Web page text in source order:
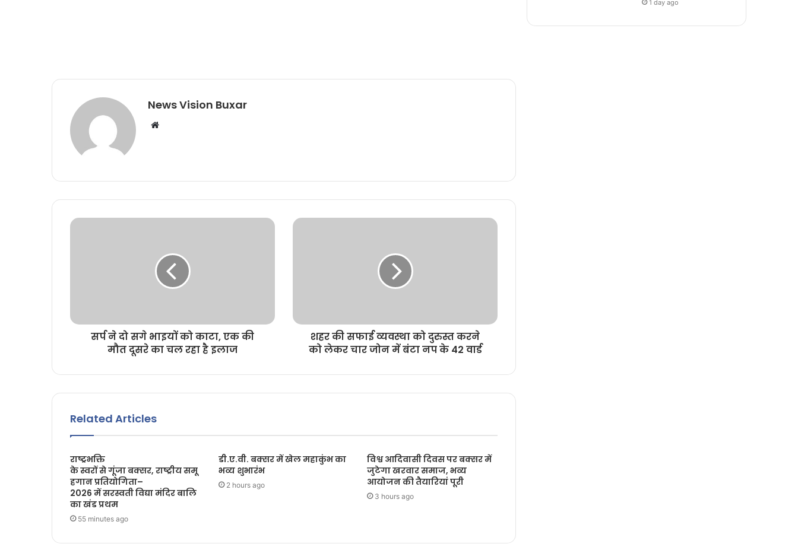
News Vision Buxar
i
सर्प ने दो सगे भाइयों को काटा, एक की
मौत दूसरे का चल रहा है इलाज
शहर की सफाई व्यवस्था को दुरुस्त करने
को लेकर चार जोन में बंटा नप के 42 वार्ड
Related Articles
राष्ट्रभक्ति
के स्वरों से गूंजा बक्सर, राष्ट्रीय समू
हगान प्रतियोगिता–
2026 में सरस्वती विद्या मंदिर बालि
का खंड प्रथम
55 minutes ago
डी.ए.वी. बक्सर में खेल महाकुंभ का
भव्य शुभारंभ
2 hours ago
विश्व आदिवासी दिवस पर बक्सर में
जुटेगा खरवार समाज, भव्य
आयोजन की तैयारियां पूरी
3 hours ago
1 day ago